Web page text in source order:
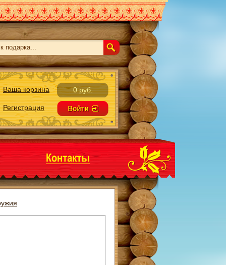
Ваша корзина 0 руб.
Регистрация